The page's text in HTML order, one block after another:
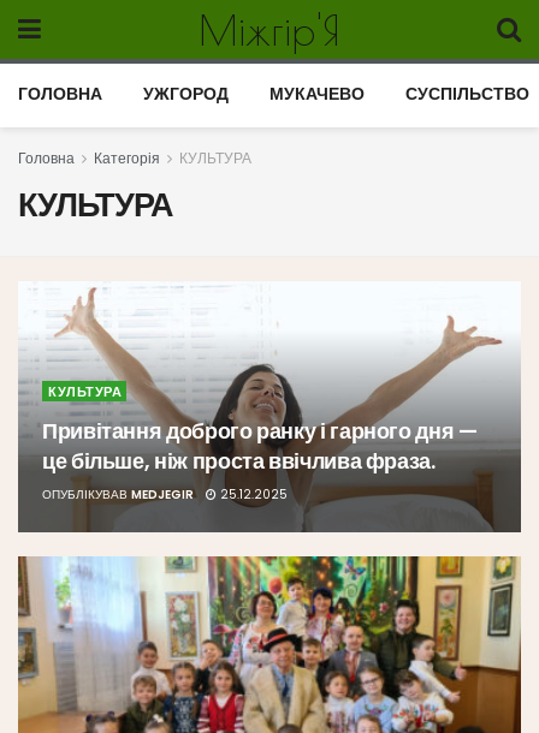
Міжгір'Я
ГОЛОВНА УЖГОРОД МУКАЧЕВО СУСПІЛЬСТВО
Головна Категорія КУЛЬТУРА
КУЛЬТУРА
КУЛЬТУРА
Привітання доброго ранку і гарного дня —
це більше, ніж проста ввічлива фраза.
ОПУБЛІКУВАВ MEDJEGIR 25.12.2025